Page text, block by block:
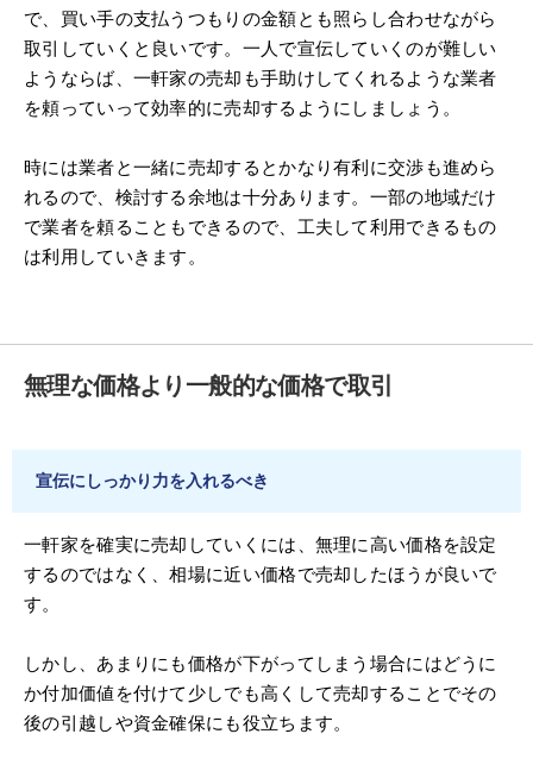
で、買い手の支払うつもりの金額とも照らし合わせながら
取引していくと良いです。一人で宣伝していくのが難しい
ようならば、一軒家の売却も手助けしてくれるような業者
を頼っていって効率的に売却するようにしましょう。
時には業者と一緒に売却するとかなり有利に交渉も進めら
れるので、検討する余地は十分あります。一部の地域だけ
で業者を頼ることもできるので、工夫して利用できるもの
は利用していきます。
無理な価格より一般的な価格で取引
宣伝にしっかり力を入れるべき
一軒家を確実に売却していくには、無理に高い価格を設定
するのではなく、相場に近い価格で売却したほうが良いで
す。
しかし、あまりにも価格が下がってしまう場合にはどうに
か付加価値を付けて少しでも高くして売却することでその
後の引越しや資金確保にも役立ちます。